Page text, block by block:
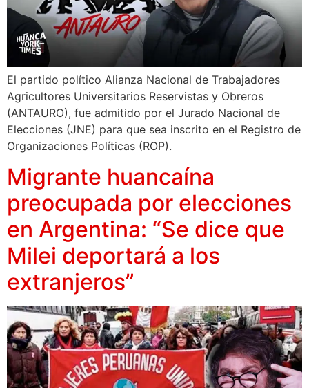
El partido político Alianza Nacional de Trabajadores
Agricultores Universitarios Reservistas y Obreros
(ANTAURO), fue admitido por el Jurado Nacional de
Elecciones (JNE) para que sea inscrito en el Registro de
Organizaciones Políticas (ROP).
Migrante huancaína
preocupada por elecciones
en Argentina: “Se dice que
Milei deportará a los
extranjeros”